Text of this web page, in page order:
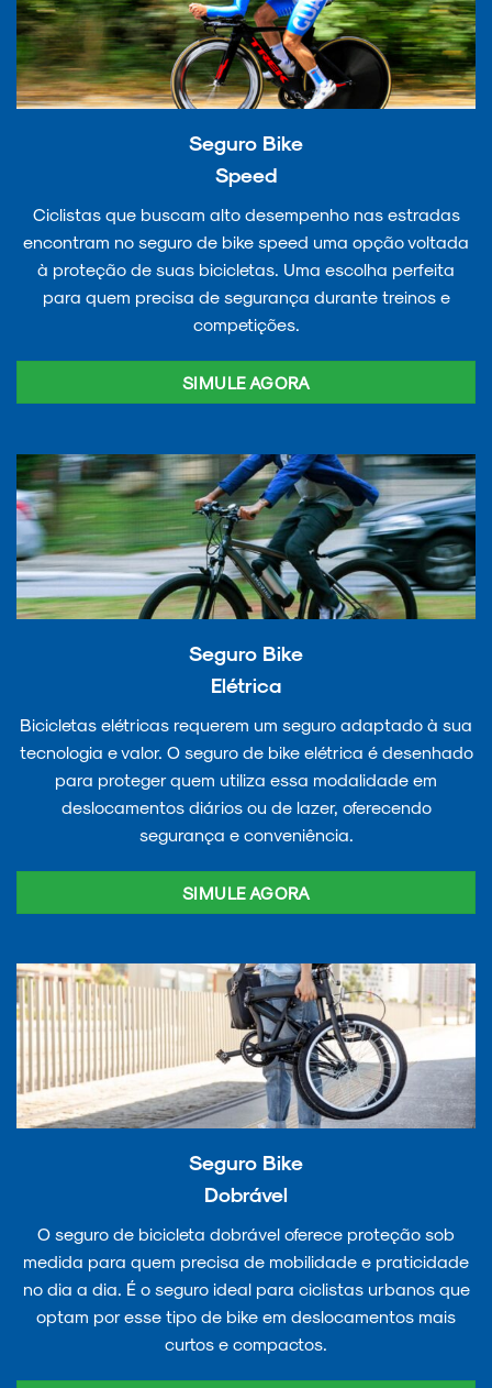
Seguro Bike
Speed
Ciclistas que buscam alto desempenho nas estradas
encontram no seguro de bike speed uma opção voltada
à proteção de suas bicicletas. Uma escolha perfeita
para quem precisa de segurança durante treinos e
competições.
SIMULE AGORA
Seguro Bike
Elétrica
Bicicletas elétricas requerem um seguro adaptado à sua
tecnologia e valor. O seguro de bike elétrica é desenhado
para proteger quem utiliza essa modalidade em
deslocamentos diários ou de lazer, oferecendo
segurança e conveniência.
SIMULE AGORA
Seguro Bike
Dobrável
O seguro de bicicleta dobrável oferece proteção sob
medida para quem precisa de mobilidade e praticidade
no dia a dia. É o seguro ideal para ciclistas urbanos que
optam por esse tipo de bike em deslocamentos mais
curtos e compactos.